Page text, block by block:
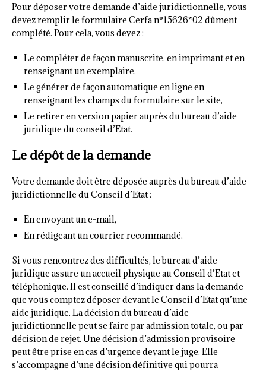
Pour déposer votre demande d’aide juridictionnelle, vous
devez remplir le formulaire Cerfa n°15626*02 dûment
complété. Pour cela, vous devez :
Le compléter de façon manuscrite, en imprimant et en
renseignant un exemplaire,
Le générer de façon automatique en ligne en
renseignant les champs du formulaire sur le site,
Le retirer en version papier auprès du bureau d’aide
juridique du conseil d’Etat.
Le dépôt de la demande
Votre demande doit être déposée auprès du bureau d’aide
juridictionnelle du Conseil d’Etat :
En envoyant un e-mail,
En rédigeant un courrier recommandé.
Si vous rencontrez des difficultés, le bureau d’aide
juridique assure un accueil physique au Conseil d’Etat et
téléphonique. Il est conseillé d’indiquer dans la demande
que vous comptez déposer devant le Conseil d’Etat qu’une
aide juridique. La décision du bureau d’aide
juridictionnelle peut se faire par admission totale, ou par
décision de rejet. Une décision d’admission provisoire
peut être prise en cas d’urgence devant le juge. Elle
s’accompagne d’une décision définitive qui pourra